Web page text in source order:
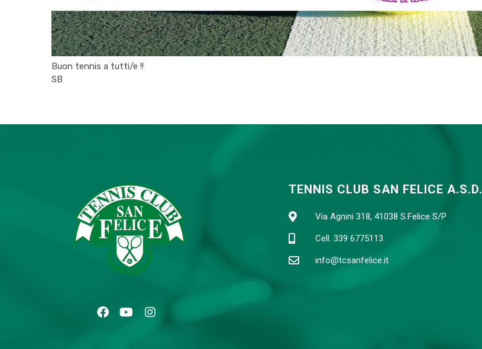
Buon tennis a tutti/e !!
SB
TENNIS CLUB SAN FELICE A.S.D.
Via Agnini 318, 41038 S.Felice S/P
Cell. 339 6775113
info@tcsanfelice.it